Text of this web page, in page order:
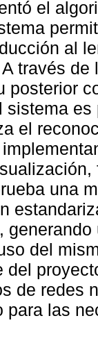
el
al
través
posterior
sistema
el
una
del
del
de redes
para las